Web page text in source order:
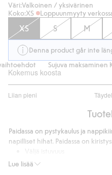
Väri:Valkoinen / yksivärinen
Koko:XS Loppuunmyyty
XS S M
Denna product går inte
Sujuva maksaminen
Kokemus koosta
Liian pieni
/
ääneen
Lue lisää
Paidassa on pystykaulus ja
napilliset hihat. Paidassa on
Pystykaulus